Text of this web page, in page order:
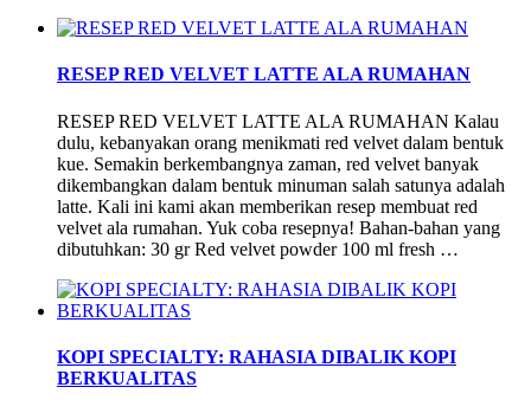
RESEP RED VELVET LATTE ALA RUMAHAN
RESEP RED VELVET LATTE ALA RUMAHAN Kalau
dulu, kebanyakan orang menikmati red velvet dalam bentuk
kue. Semakin berkembangnya zaman, red velvet banyak
dikembangkan dalam bentuk minuman salah satunya adalah
latte. Kali ini kami akan memberikan resep membuat red
velvet ala rumahan. Yuk coba resepnya! Bahan-bahan yang
dibutuhkan: 30 gr Red velvet powder 100 ml fresh …
KOPI SPECIALTY: RAHASIA DIBALIK KOPI
BERKUALITAS